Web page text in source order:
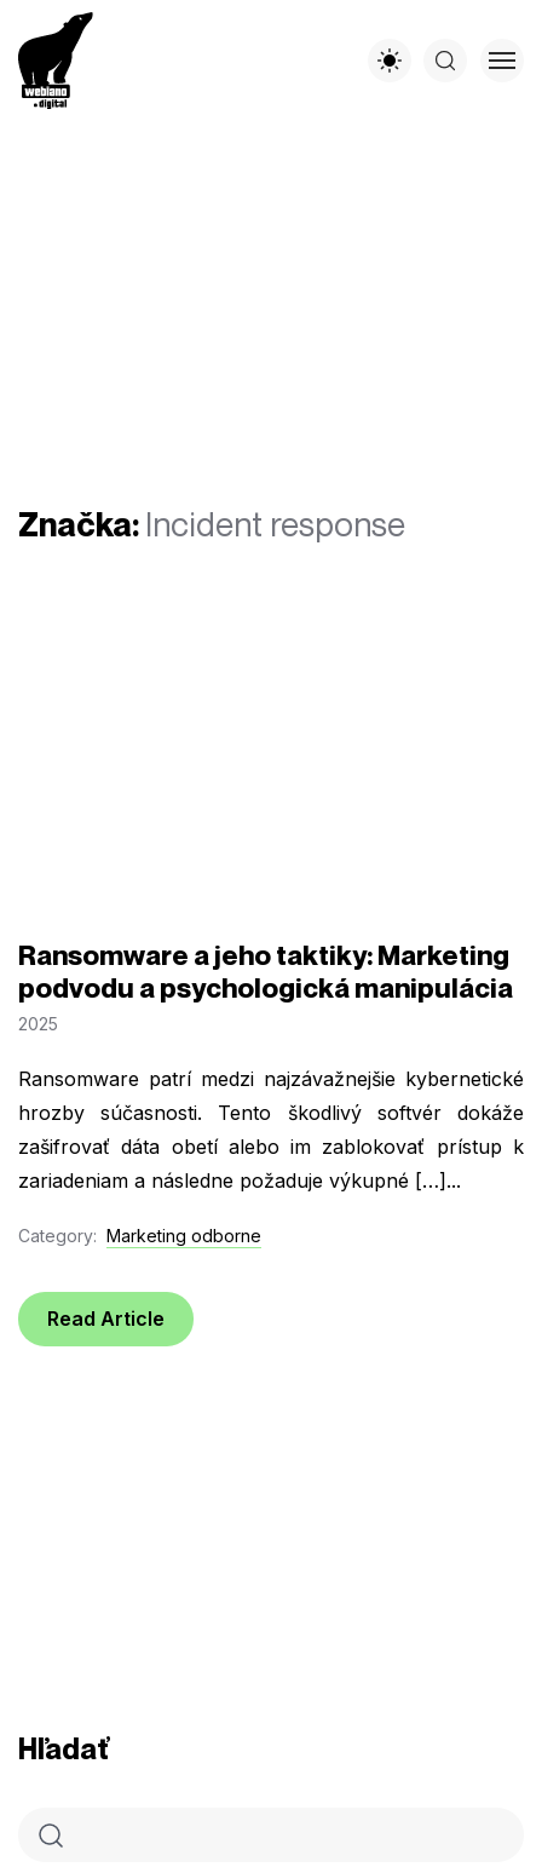
Značka: Incident response
Ransomware a jeho taktiky: Marketing
podvodu a psychologická manipulácia
2025
Ransomware patrí medzi najzávažnejšie kybernetické
hrozby súčasnosti. Tento škodlivý softvér dokáže
zašifrovať dáta obetí alebo im zablokovať prístup k
zariadeniam a následne požaduje výkupné […]...
Category: Marketing odborne
Read Article
Hľadať